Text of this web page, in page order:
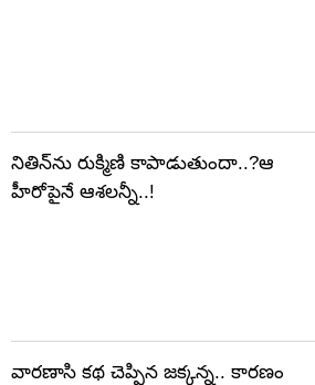
నితిన్‌ను రుక్మిణి కాపాడుతుందా..?ఆ
హీరోపైనే ఆశలన్నీ..!
వారణాసి కథ చెప్పిన జక్కన్న.. కారణం